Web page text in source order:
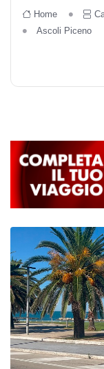
Home
Ascoli Piceno